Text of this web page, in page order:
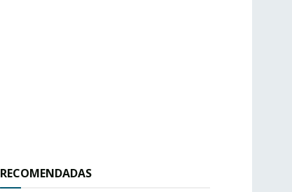
RECOMENDADAS